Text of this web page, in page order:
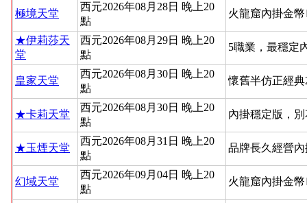
極境天堂
西元2026年08月28日 晚上20
點
火龍窟內掛金
★伊莉莎天
堂
西元2026年08月29日 晚上20
點
5職業，最穩定
皇家天堂
西元2026年08月30日 晚上20
點
懷舊半仿正經
★卡莉天堂
西元2026年08月30日 晚上20
點
內掛穩定版，
★玉煙天堂
西元2026年08月31日 晚上20
點
品牌長久經營
幻域天堂
西元2026年09月04日 晚上20
點
火龍窟內掛金